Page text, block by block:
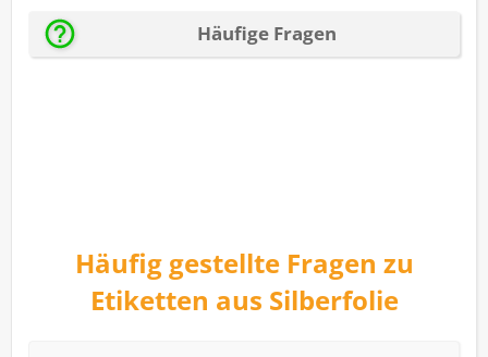
Häufig gestellte Fragen zu
Etiketten aus Silberfolie